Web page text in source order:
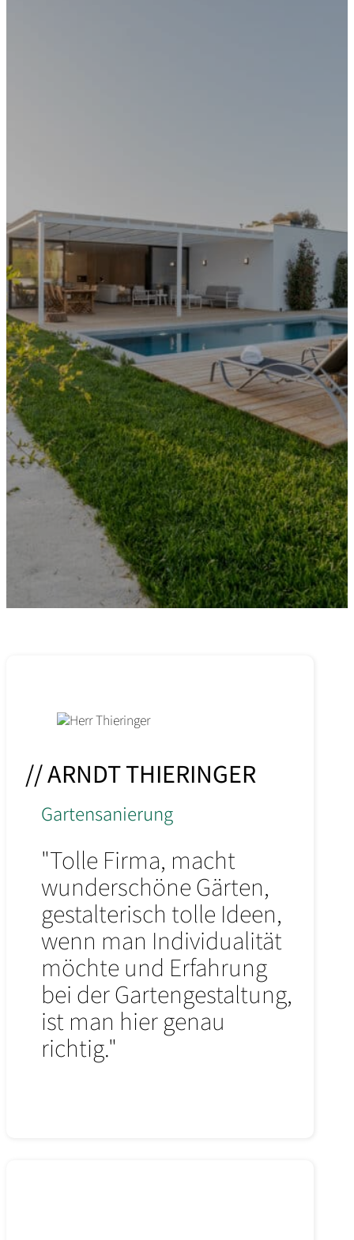
// ARNDT THIERINGER
Gartensanierung
"Tolle Firma, macht
wunderschöne Gärten,
gestalterisch tolle Ideen,
wenn man Individualität
möchte und Erfahrung
bei der Gartengestaltung,
ist man hier genau
richtig."